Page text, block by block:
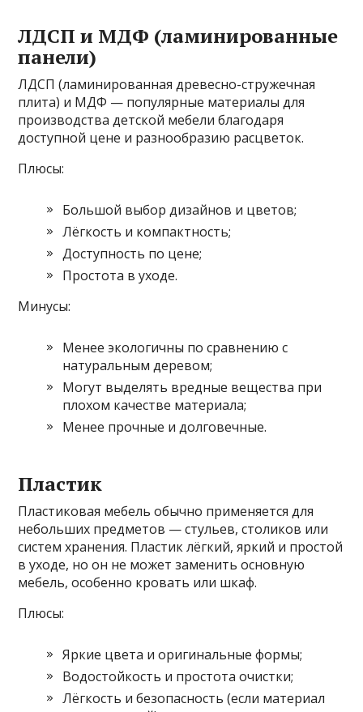
ЛДСП и МДФ (ламинированные
панели)
ЛДСП (ламинированная древесно-стружечная
плита) и МДФ — популярные материалы для
производства детской мебели благодаря
доступной цене и разнообразию расцветок.
Плюсы:
Большой выбор дизайнов и цветов;
Лёгкость и компактность;
Доступность по цене;
Простота в уходе.
Минусы:
Менее экологичны по сравнению с
натуральным деревом;
Могут выделять вредные вещества при
плохом качестве материала;
Менее прочные и долговечные.
Пластик
Пластиковая мебель обычно применяется для
небольших предметов — стульев, столиков или
систем хранения. Пластик лёгкий, яркий и простой
в уходе, но он не может заменить основную
мебель, особенно кровать или шкаф.
Плюсы:
Яркие цвета и оригинальные формы;
Водостойкость и простота очистки;
Лёгкость и безопасность (если материал